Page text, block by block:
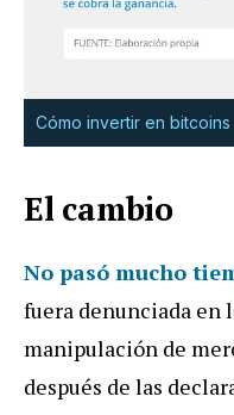
Cómo invertir en bitcoins
El cambio
No pasó mucho
fuera denunciada en
manipulación de
después de las